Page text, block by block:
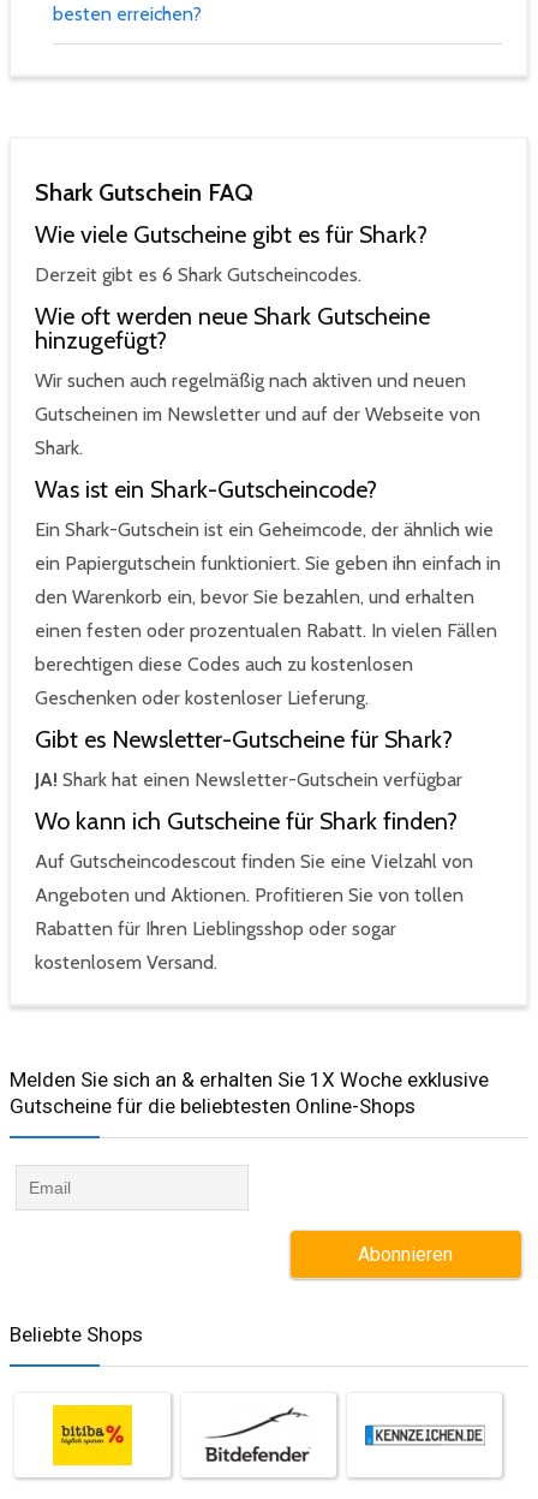
besten erreichen?
Shark Gutschein FAQ
Wie viele Gutscheine gibt es für Shark?
Derzeit gibt es 6 Shark Gutscheincodes.
Wie oft werden neue Shark Gutscheine
hinzugefügt?
Wir suchen auch regelmäßig nach aktiven und neuen
Gutscheinen im Newsletter und auf der Webseite von
Shark.
Was ist ein Shark-Gutscheincode?
Ein Shark-Gutschein ist ein Geheimcode, der ähnlich wie
ein Papiergutschein funktioniert. Sie geben ihn einfach in
den Warenkorb ein, bevor Sie bezahlen, und erhalten
einen festen oder prozentualen Rabatt. In vielen Fällen
berechtigen diese Codes auch zu kostenlosen
Geschenken oder kostenloser Lieferung.
Gibt es Newsletter-Gutscheine für Shark?
JA! Shark hat einen Newsletter-Gutschein verfügbar
Wo kann ich Gutscheine für Shark finden?
Auf Gutscheincodescout finden Sie eine Vielzahl von
Angeboten und Aktionen. Profitieren Sie von tollen
Rabatten für Ihren Lieblingsshop oder sogar
kostenlosem Versand.
Melden Sie sich an & erhalten Sie 1X Woche exklusive
Gutscheine für die beliebtesten Online-Shops​
Beliebte Shops